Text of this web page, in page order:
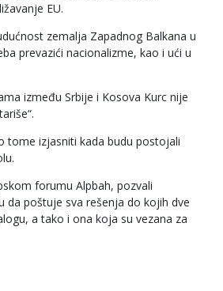
EU.
zemalja Zapadnog Balkana u
prevazići nacionalizme, kao i ući u
između Srbije i Kosova Kurc nije
tome izjasniti kada budu postojali
forumu Alpbah, pozvali
da poštuje sva rešenja do kojih dve
a tako i ona koja su vezana za